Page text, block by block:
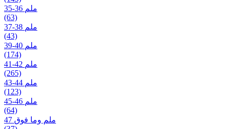
35-36 ملم
(63)
37-38 ملم
(43)
39-40 ملم
(174)
41-42 ملم
(265)
43-44 ملم
(123)
45-46 ملم
(64)
47 ملم وما فوق